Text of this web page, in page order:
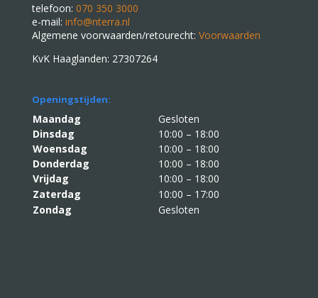
telefoon: 070 350 3000
e-mail: info@nterra.nl
Algemene voorwaarden/retourecht: Voorwaarden
KvK Haaglanden: 27307264
Openingstijden:
Maandag
Gesloten
Dinsdag
10:00 – 18:00
Woensdag
10:00 – 18:00
Donderdag
10:00 – 18:00
Vrijdag
10:00 – 18:00
Zaterdag
10:00 – 17:00
Zondag
Gesloten